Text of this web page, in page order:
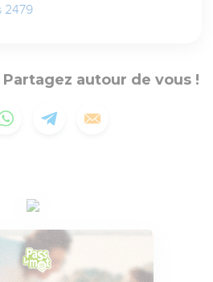
2479
autour de vous !